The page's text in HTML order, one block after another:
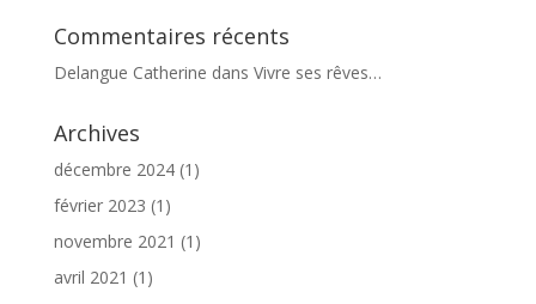
Commentaires récents
Delangue Catherine dans Vivre ses rêves…
Archives
décembre 2024(1)
février 2023 (1)
novembre 2021 (1)
avril 2021 (1)